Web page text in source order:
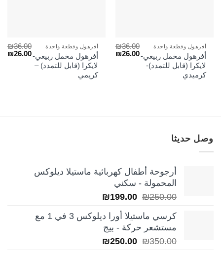
أفرهول وقطعة واحدة
أفرهول مخمل ربيعي-
لايكرا (قابل للتمدد)-
كرميدي
₪36.00
السعر₪26.00
السعر
الحالي
أفرهول وقطعة واحدة
أفرهول مخمل ربيعي-
لايكرا (قابل للتمدد) –
كريمي
₪36.00
السعر₪26.00
وصل حديثا
أرجوحة أطفال كهربائية ماستيلا ديلوكس
المحمولة - سكني
₪250.00
السعر
هو:
₪250.00.
₪199.00
هو:
كرسي ماستيلا أورا ديلوكس 3 في 1 مع
مستشعر حركة - بيج
₪350.00
السعر ₪250.00